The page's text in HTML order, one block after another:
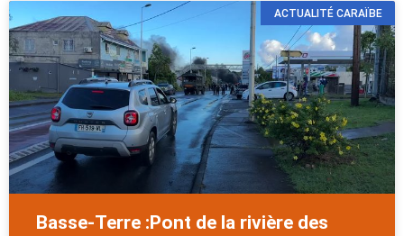
ACTUALITÉ CARAÏBE
Basse-Terre :Pont de la rivière des